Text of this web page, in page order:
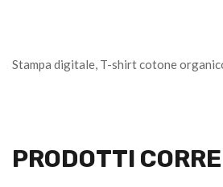
Stampa digitale, T-shirt cotone
PRODOTTI